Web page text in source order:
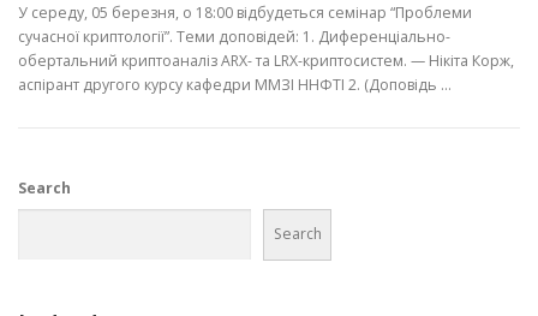
У середу, 05 березня, о 18:00 відбудеться семінар “Проблеми
сучасної криптології”. Теми доповідей: 1. Диференціально-
обертальний криптоаналіз ARX- та LRX-криптосистем. — Нікіта Корж,
аспірант другого курсу кафедри ММЗІ ННФТІ 2. (Доповідь …
Search
Search